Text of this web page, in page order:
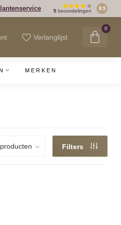
5 beoordelingen 8.5
Verlanglijst
0
MERKEN
Filters